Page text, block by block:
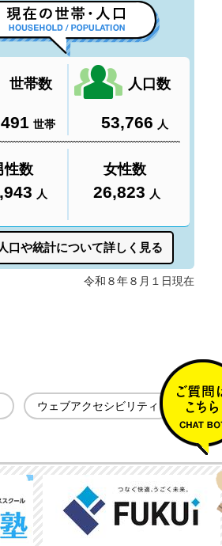
ウェブアクセシビリティ